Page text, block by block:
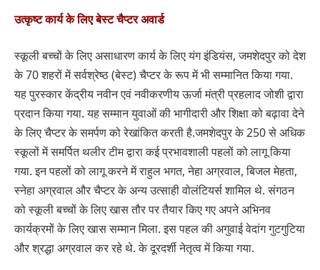
उत्कृष्ट कार्य के लिए बेस्ट चैप्टर अवार्ड
स्कूली बच्चों के लिए असाधारण कार्य के लिए यंग इंडियंस, जमशेदपुर को देश
के 70 शहरों में सर्वश्रेष्ठ (बेस्ट) चैप्टर के रूप में भी सम्मानित किया गया.
यह पुरस्कार केंद्रीय नवीन एवं नवीकरणीय ऊर्जा मंत्री प्रहलाद जोशी द्वारा
प्रदान किया गया. यह सम्मान युवाओं की भागीदारी और शिक्षा को बढ़ावा देने
के लिए चैप्टर के समर्पण को रेखांकित करती है.जमशेदपुर के 250 से अधिक
स्कूलों में समर्पित थलीर टीम द्वारा कई प्रभावशाली पहलों को लागू किया
गया. इन पहलों को लागू करने में राहुल भगत, नेहा अग्रवाल, बिजल मेहता,
स्नेहा अग्रवाल और चैप्टर के अन्य उत्साही वोलंटियर्स शामिल थे. संगठन
को स्कूली बच्चों के लिए खास तौर पर तैयार किए गए अपने अभिनव
कार्यक्रमों के लिए खास सम्मान मिला. इस पहल की अगुवाई वेदांग गुटगुटिया
और श्रद्धा अग्रवाल कर रहे थे. के दूरदर्शी नेतृत्व में किया गया.